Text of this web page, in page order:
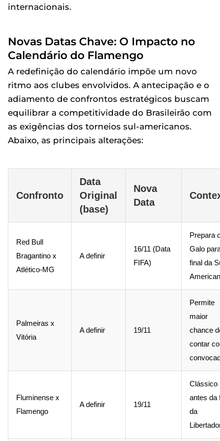
internacionais.
Novas Datas Chave: O Impacto no
Calendário do Flamengo
A redefinição do calendário impõe um novo
ritmo aos clubes envolvidos. A antecipação e o
adiamento de confrontos estratégicos buscam
equilibrar a competitividade do Brasileirão com
as exigências dos torneios sul-americanos.
Abaixo, as principais alterações:
Confronto
Data
Original
(base)
Nova
Data
Red Bull
Bragantino x
Atlético-MG
A definir
16/11 (Data
FIFA)
Prepara
Galo
final da
Palmeiras x
Vitória
A definir 19/11
Permite
maior
chance
contar
Fluminense x
Flamengo
A definir 19/11
Clássico
antes da
da